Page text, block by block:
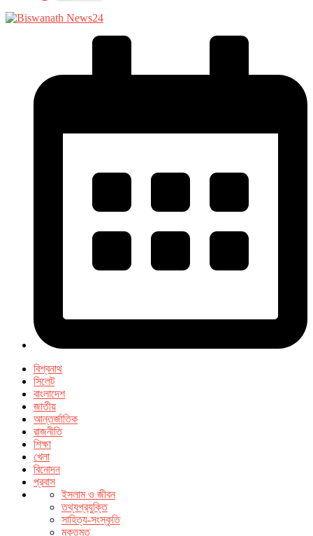
বিশ্বনাথ
সিলেট
বাংলাদেশ
জাতীয়
আন্তর্জাতিক
রাজনীতি
শিক্ষা
খেলা
বিনোদন
প্রবাস
ইসলাম ও জীবন
তথ্যপ্রযুক্তি
সাহিত্য-সংস্কৃতি
মুক্তমত